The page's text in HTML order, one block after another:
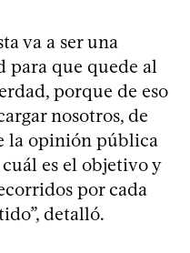
va a ser una
que quede al
porque de eso
nosotros, de
la opinión pública
es el objetivo y
por cada
detalló.